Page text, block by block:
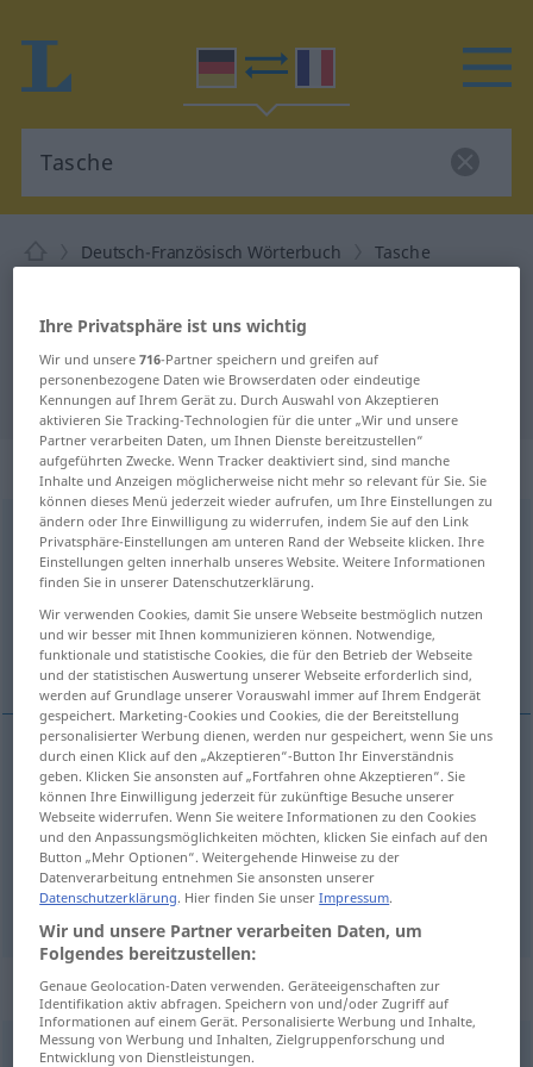
Deutsch-Französisch Wörterbuch Tasche
für "Tasche"
"Tasche" Französisch Übersetzung
„Tasche“: Femininum
Tasche [ˈtaʃə]f <Tasche;Taschen>
Übersicht aller Übersetzungen
(Für mehr Details die Übersetzung anklicken/antippen)
sac poche
sacm Taschezum Tragen
pochef Tasche an Kleidungsstücken
Beispielsätze für "Tasche"
Ihre Privatsphäre ist uns wichtig
Wir und unsere716-Partner speichern und greifen auf
personenbezogene Daten wie Browserdaten oder eindeutige
Kennungen auf Ihrem Gerät zu. Durch Auswahl von Akzeptieren
aktivieren Sie Tracking-Technologien für die unter „Wir und unsere
Partner verarbeiten Daten, um Ihnen Dienste bereitzustellen“
aufgeführten Zwecke. Wenn Tracker deaktiviert sind, sind manche
Inhalte und Anzeigen möglicherweise nicht mehr so relevant für Sie. Sie
können dieses Menü jederzeit wieder aufrufen, um Ihre Einstellungen zu
ändern oder Ihre Einwilligung zu widerrufen, indem Sie auf den Link
Privatsphäre-Einstellungen am unteren Rand der Webseite klicken. Ihre
Einstellungen gelten innerhalb unseres Website. Weitere Informationen
finden Sie in unserer Datenschutzerklärung.
Wir verwenden Cookies, damit Sie unsere Webseite bestmöglich nutzen
und wir besser mit Ihnen kommunizieren können. Notwendige,
funktionale und statistische Cookies, die für den Betrieb der Webseite
und der statistischen Auswertung unserer Webseite erforderlich sind,
werden auf Grundlage unserer Vorauswahl immer auf Ihrem Endgerät
gespeichert. Marketing-Cookies und Cookies, die der Bereitstellung
personalisierter Werbung dienen, werden nur gespeichert, wenn Sie uns
durch einen Klick auf den „Akzeptieren“-Button Ihr Einverständnis
geben. Klicken Sie ansonsten auf „Fortfahren ohne Akzeptieren“. Sie
können Ihre Einwilligung jederzeit für zukünftige Besuche unserer
Webseite widerrufen. Wenn Sie weitere Informationen zu den Cookies
und den Anpassungsmöglichkeiten möchten, klicken Sie einfach auf den
Button „Mehr Optionen“. Weitergehende Hinweise zu der
Datenverarbeitung entnehmen Sie ansonsten unserer
Datenschutzerklärung. Hier finden Sie unserImpressum.
Wir und unsere Partner verarbeiten Daten, um
Folgendes bereitzustellen:
Genaue Geolocation-Daten verwenden. Geräteeigenschaften zur
Identifikation aktiv abfragen. Speichern von und/oder Zugriff auf
Informationen auf einem Gerät. Personalisierte Werbung und Inhalte,
Messung von Werbung und Inhalten, Zielgruppenforschung und
Entwicklung von Dienstleistungen.